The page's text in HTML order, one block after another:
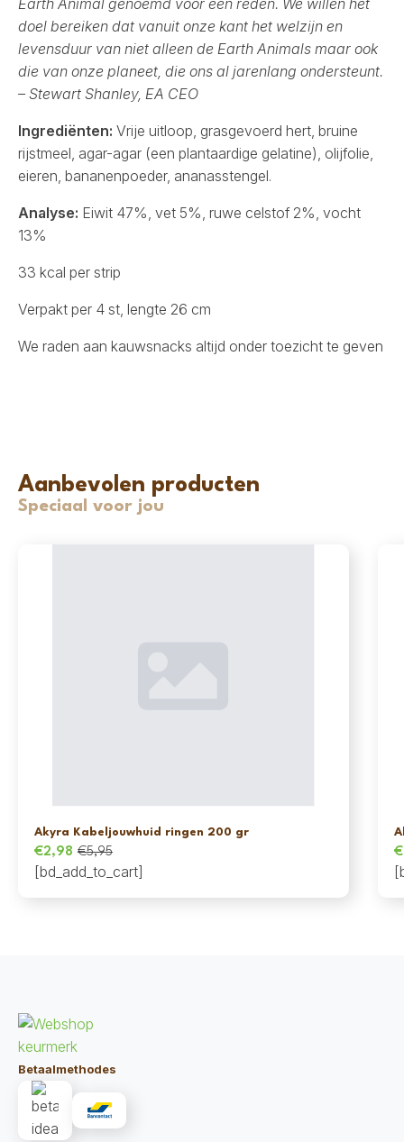
Earth Animal genoemd voor een reden. We willen het
doel bereiken dat vanuit onze kant het welzijn en
levensduur van niet alleen de Earth Animals maar ook
die van onze planeet, die ons al jarenlang ondersteunt.
– Stewart Shanley, EA CEO
Ingrediënten: Vrije uitloop, grasgevoerd hert, bruine
rijstmeel, agar-agar (een plantaardige gelatine), olijfolie,
eieren, bananenpoeder, ananasstengel.
Analyse: Eiwit 47%, vet 5%, ruwe celstof 2%, vocht
13%
33 kcal per strip
Verpakt per 4 st, lengte 26 cm
We raden aan kauwsnacks altijd onder toezicht te geven
Aanbevolen producten
Speciaal voor jou
Akyra Kabeljouwhuid ringen 200 gr
€5,95
Oorspronkelijke
prijs
€2,98
Huidige
prijs
[bd_add_to_cart]
€
Betaalmethodes